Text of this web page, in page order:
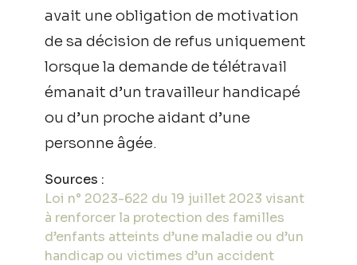
avait une obligation de motivation
de sa décision de refus uniquement
lorsque la demande de télétravail
émanait d’un travailleur handicapé
ou d’un proche aidant d’une
personne âgée.
Sources :
Loi n° 2023-622 du 19 juillet 2023 visant
à renforcer la protection des familles
d’enfants atteints d’une maladie ou d’un
handicap ou victimes d’un accident